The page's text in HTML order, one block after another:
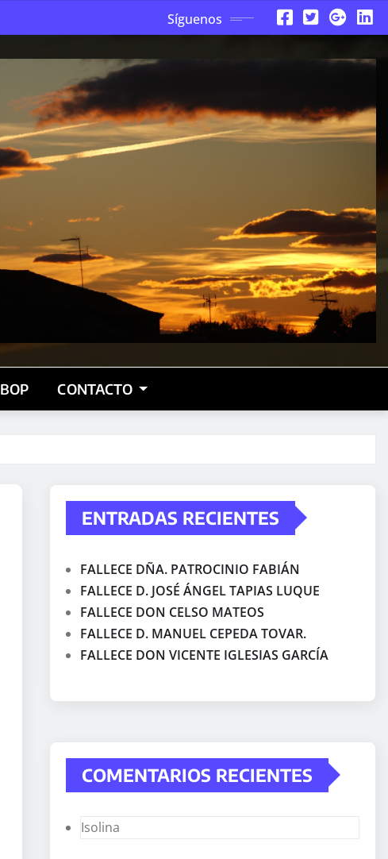
Síguenos
BOP CONTACTO
ENTRADAS RECIENTES
FALLECE DÑA. PATROCINIO FABIÁN
FALLECE D. JOSÉ ÁNGEL TAPIAS LUQUE
FALLECE DON CELSO MATEOS
FALLECE D. MANUEL CEPEDA TOVAR.
FALLECE DON VICENTE IGLESIAS GARCÍA
COMENTARIOS RECIENTES
Isolina